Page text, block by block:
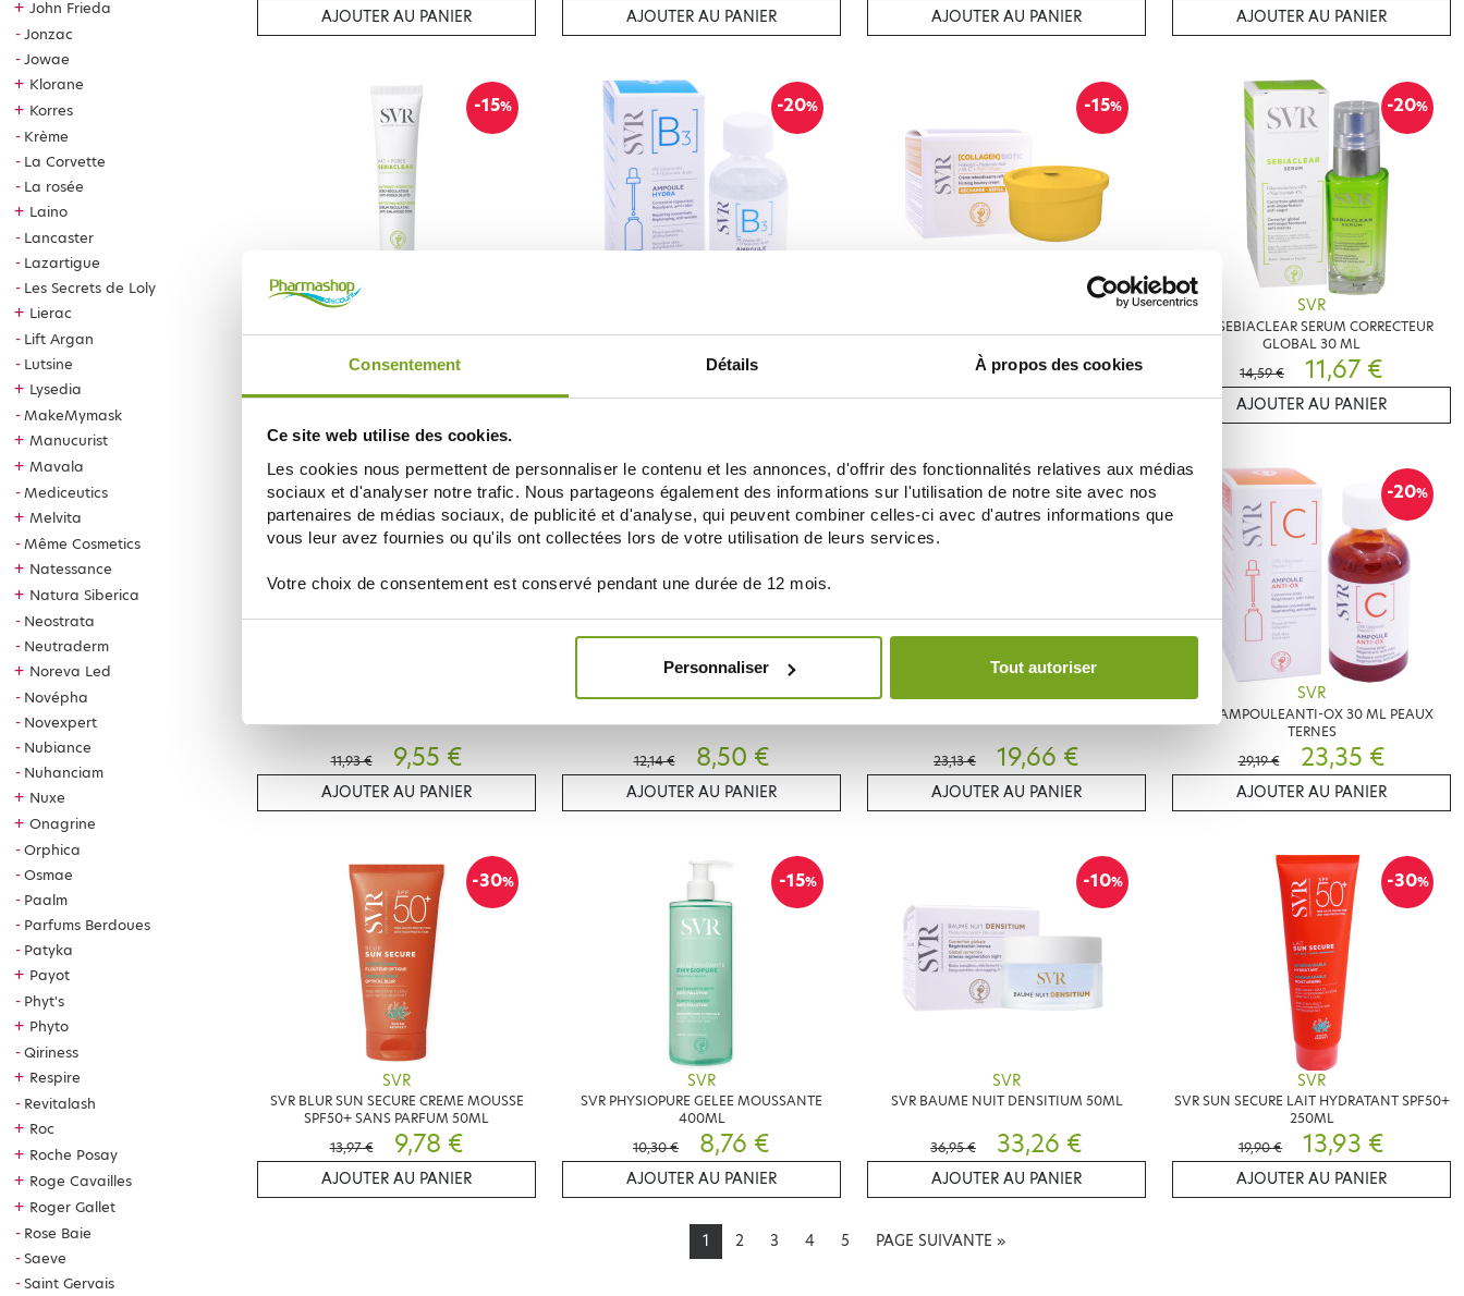
Consentement Détails À propos des cookies
Ce site web utilise des cookies.
Les cookies nous permettent de personnaliser le contenu et les annonces, d'offrir des fonctionnalités relatives aux médias
sociaux et d'analyser notre trafic. Nous partageons également des informations sur l'utilisation de notre site avec nos
partenaires de médias sociaux, de publicité et d'analyse, qui peuvent combiner celles-ci avec d'autres informations que
vous leur avez fournies ou qu'ils ont collectées lors de votre utilisation de leurs services.
Votre choix de consentement est conservé pendant une durée de 12 mois.
Personnaliser Tout autoriser
+ John Frieda
Jonzac
Jowae
+ Klorane
+ Korres
Krème
La Corvette
La rosée
+ Laino
Lancaster
Lazartigue
Les Secrets de Loly
+ Lierac
Lift Argan
Lutsine
+ Lysedia
MakeMymask
+ Manucurist
+ Mavala
Mediceutics
+ Melvita
Même Cosmetics
+ Natessance
+ Natura Siberica
Neostrata
Neutraderm
+ Noreva Led
Novépha
Novexpert
Nubiance
Nuhanciam
+ Nuxe
+ Onagrine
Orphica
Osmae
Paalm
Parfums Berdoues
Patyka
+ Payot
Phyt's
+ Phyto
Qiriness
+ Respire
Revitalash
+ Roc
+ Roche Posay
+ Roge Cavailles
+ Roger Gallet
Rose Baie
Saeve
Saint Gervais
AJOUTER AU PANIER AJOUTER AU PANIER AJOUTER AU PANIER AJOUTER AU PANIER
-15%
8,96 € 7,62 €
AJOUTER AU PANIER
-20%
21,59 €
AJOUTER AU PANIER
-15%
26,44 €
AJOUTER AU PANIER
-20%
SVR
SVR SEBIACLEAR SERUM CORRECTEUR
GLOBAL 30 ML
14,59 €
11,67 €
AJOUTER AU PANIER
-20%
11,93 € 9,55 €
AJOUTER AU PANIER
-30%
SVR
12,14 € 8,50 €
AJOUTER AU PANIER
-15%
23,13 € 19,66 €
AJOUTER AU PANIER
-20%
SVR
SVR AMPOULEANTI-OX 30 ML PEAUX
TERNES
29,19 €
23,35 €
AJOUTER AU PANIER
-30%
SVR
SVR BLUR SUN SECURE CREME MOUSSE
SPF50+ SANS PARFUM 50ML
13,97 €
9,78 €
AJOUTER AU PANIER
-15%
SVR
SVR PHYSIOPURE GELEE MOUSSANTE
400ML
10,30 €
8,76 €
AJOUTER AU PANIER
-10%
SVR
SVR BAUME NUIT DENSITIUM 50ML
36,95 € 33,26 €
AJOUTER AU PANIER
-30%
SVR
SVR SUN SECURE LAIT HYDRATANT SPF50+
250ML
19,90 €
13,93 €
AJOUTER AU PANIER
1 2 3 4 5 PAGE SUIVANTE »